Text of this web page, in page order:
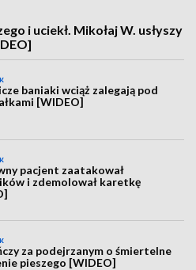
i uciekł. Mikołaj W. usłyszy
baniaki wciąż zalegają pod
[WIDEO]
pacjent zaatakował
i zdemolował karetkę
za podejrzanym o śmiertelne
pieszego [WIDEO]